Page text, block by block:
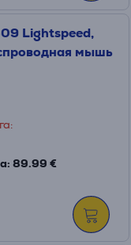
Lightspeed,
мышь
89.99 €